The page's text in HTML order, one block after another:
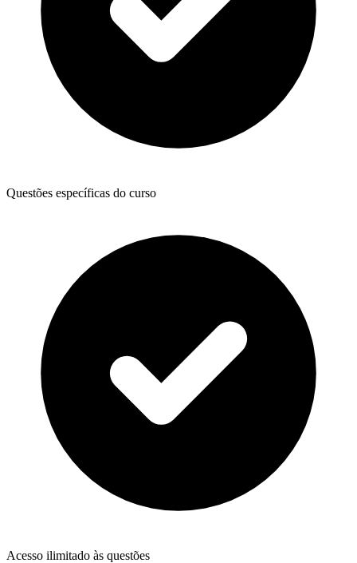
Questões específicas do curso
Acesso ilimitado às questões